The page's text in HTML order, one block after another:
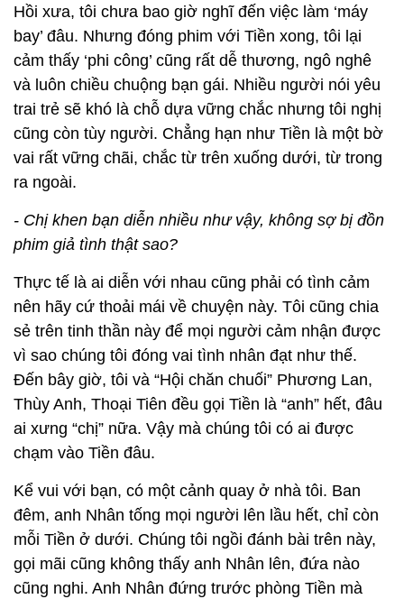
Hồi xưa, tôi chưa bao giờ nghĩ đến việc làm ‘máy
bay’ đâu. Nhưng đóng phim với Tiền xong, tôi lại
cảm thấy ‘phi công’ cũng rất dễ thương, ngô nghê
và luôn chiều chuộng bạn gái. Nhiều người nói yêu
trai trẻ sẽ khó là chỗ dựa vững chắc nhưng tôi nghị
cũng còn tùy người. Chẳng hạn như Tiền là một bờ
vai rất vững chãi, chắc từ trên xuống dưới, từ trong
ra ngoài.
- Chị khen bạn diễn nhiều như vậy, không sợ bị đồn
phim giả tình thật sao?
Thực tế là ai diễn với nhau cũng phải có tình cảm
nên hãy cứ thoải mái về chuyện này. Tôi cũng chia
sẻ trên tinh thần này để mọi người cảm nhận được
vì sao chúng tôi đóng vai tình nhân đạt như thế.
Đến bây giờ, tôi và “Hội chăn chuối” Phương Lan,
Thùy Anh, Thoại Tiên đều gọi Tiền là “anh” hết, đâu
ai xưng “chị” nữa. Vậy mà chúng tôi có ai được
chạm vào Tiền đâu.
Kể vui với bạn, có một cảnh quay ở nhà tôi. Ban
đêm, anh Nhân tống mọi người lên lầu hết, chỉ còn
mỗi Tiền ở dưới. Chúng tôi ngồi đánh bài trên này,
gọi mãi cũng không thấy anh Nhân lên, đứa nào
cũng nghi. Anh Nhân đứng trước phòng Tiền mà